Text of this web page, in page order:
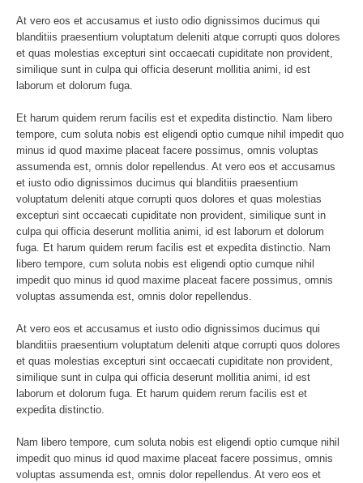
At vero eos et accusamus et iusto odio dignissimos ducimus qui
blanditiis praesentium voluptatum deleniti atque corrupti quos dolores
et quas molestias excepturi sint occaecati cupiditate non provident,
similique sunt in culpa qui officia deserunt mollitia animi, id est
laborum et dolorum fuga.
Et harum quidem rerum facilis est et expedita distinctio. Nam libero
tempore, cum soluta nobis est eligendi optio cumque nihil impedit quo
minus id quod maxime placeat facere possimus, omnis voluptas
assumenda est, omnis dolor repellendus. At vero eos et accusamus
et iusto odio dignissimos ducimus qui blanditiis praesentium
voluptatum deleniti atque corrupti quos dolores et quas molestias
excepturi sint occaecati cupiditate non provident, similique sunt in
culpa qui officia deserunt mollitia animi, id est laborum et dolorum
fuga. Et harum quidem rerum facilis est et expedita distinctio. Nam
libero tempore, cum soluta nobis est eligendi optio cumque nihil
impedit quo minus id quod maxime placeat facere possimus, omnis
voluptas assumenda est, omnis dolor repellendus.
At vero eos et accusamus et iusto odio dignissimos ducimus qui
blanditiis praesentium voluptatum deleniti atque corrupti quos dolores
et quas molestias excepturi sint occaecati cupiditate non provident,
similique sunt in culpa qui officia deserunt mollitia animi, id est
laborum et dolorum fuga. Et harum quidem rerum facilis est et
expedita distinctio.
Nam libero tempore, cum soluta nobis est eligendi optio cumque nihil
impedit quo minus id quod maxime placeat facere possimus, omnis
voluptas assumenda est, omnis dolor repellendus. At vero eos et